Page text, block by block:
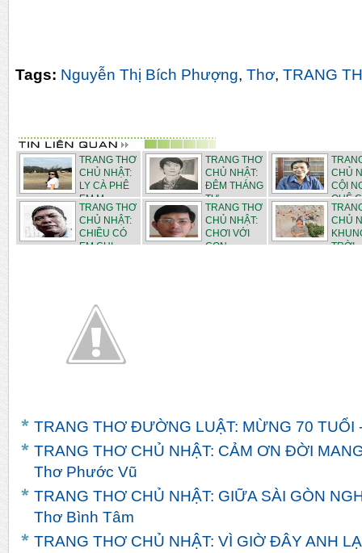
Tags: Nguyễn Thị Bích Phượng, Thơ, TRANG
TRANG THƠ
CHỦ NHẬT:
LY CÀ PHÊ
EM M...
TRANG THƠ
CHỦ NHẬT:
ĐÊM THÁNG
TƯ - ...
CHỦ
CỘI
QUÊ
TRANG THƠ
CHỦ NHẬT:
CHIỀU CÓ
EM CHI...
TRANG THƠ
CHỦ NHẬT:
CHƠI VỚI
CON - ...
CHỦ
TRỜI
TRANG THƠ ĐƯỜNG LUẬT: MỪNG 70 TUỔI
TRANG THƠ CHỦ NHẬT: CẢM ƠN ĐỜI
Thơ Phước Vũ
TRANG THƠ CHỦ NHẬT: GIỮA SÀI GÒN
Thơ Bình Tâm
TRANG THƠ CHỦ NHẬT: VÌ GIỜ ĐÂY ANH